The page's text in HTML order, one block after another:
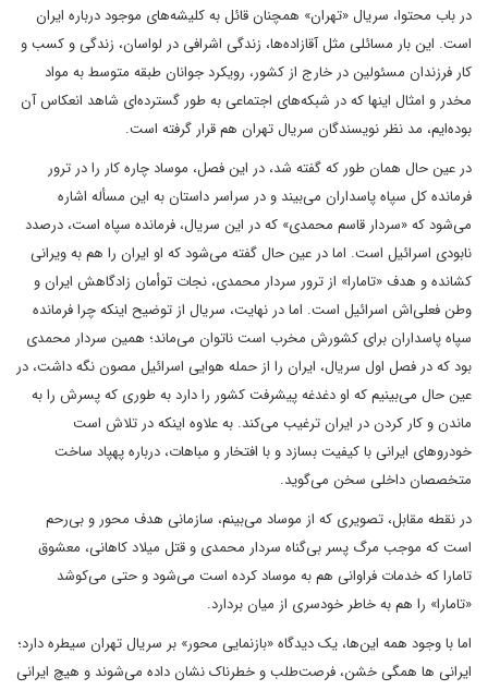
در باب محتوا، سریال «تهران» همچنان قائل به کلیشه‌های موجود درباره ایران
است. این بار مسائلی مثل آقازاده‌ها، زندگی اشرافی در لواسان، زندگی و کسب و
کار فرزندان مسئولین در خارج از کشور، رویکرد جوانان طبقه متوسط به مواد
مخدر و امثال اینها که در شبکه‌های اجتماعی به طور گسترده‌ای شاهد انعکاس آن
بوده‌ایم، مد نظر نویسندگان سریال تهران هم قرار گرفته است.
در عین حال همان طور که گفته شد، در این فصل، موساد چاره کار را در ترور
فرمانده کل سپاه پاسداران می‌بیند و در سراسر داستان به این مسأله اشاره
می‌شود که «سردار قاسم محمدی» که در این سریال، فرمانده سپاه است، درصدد
نابودی اسرائیل است. اما در عین حال گفته می‌شود که او ایران را هم به ویرانی
کشانده و هدف «تامارا» از ترور سردار محمدی، نجات توأمان زادگاهش ایران و
وطن فعلی‌اش اسرائیل است. اما در نهایت، سریال از توضیح اینکه چرا فرمانده
سپاه پاسداران برای کشورش مخرب است ناتوان می‌ماند؛ همین سردار محمدی
بود که در فصل اول سریال، ایران را از حمله هوایی اسرائیل مصون نگه داشت، در
عین حال می‌بینیم که او دغدغه پیشرفت کشور را دارد به طوری که پسرش را به
ماندن و کار کردن در ایران ترغیب می‌کند. به علاوه اینکه در تلاش است
خودروهای ایرانی با کیفیت بسازد و با افتخار و مباهات، درباره پهپاد ساخت
متخصصان داخلی سخن می‌گوید.
در نقطه مقابل، تصویری که از موساد می‌بینم، سازمانی هدف محور و بی‌رحم
است که موجب مرگ پسر بی‌گناه سردار محمدی و قتل میلاد کاهانی، معشوق
تامارا که خدمات فراوانی هم به موساد کرده است می‌شود و حتی می‌کوشد
«تامارا» را هم به خاطر خودسری از میان بردارد.
اما با وجود همه این‌ها، یک دیدگاه «بازنمایی محور» بر سریال تهران سیطره دارد؛
ایرانی ‌ها همگی خشن، فرصت‌طلب و خطرناک نشان داده می‌شوند و هیچ ایرانی